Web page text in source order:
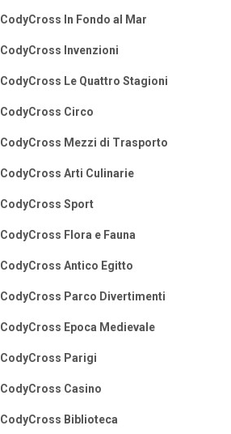
CodyCross In Fondo al Mar
CodyCross Invenzioni
CodyCross Le Quattro Stagioni
CodyCross Circo
CodyCross Mezzi di Trasporto
CodyCross Arti Culinarie
CodyCross Sport
CodyCross Flora e Fauna
CodyCross Antico Egitto
CodyCross Parco Divertimenti
CodyCross Epoca Medievale
CodyCross Parigi
CodyCross Casino
CodyCross Biblioteca